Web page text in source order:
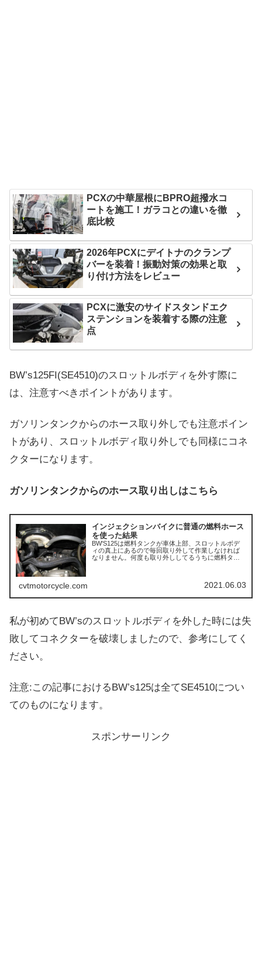
PCXの中華屋根にBPRO超撥水コ
ートを施工！ガラコとの違いを徹
底比較
2026年PCXにデイトナのクランプ
バーを装着！振動対策の効果と取
り付け方法をレビュー
PCXに激安のサイドスタンドエク
ステンションを装着する際の注意
点
BW’s125FI(SE4510)のスロットルボディを外す際に
は、注意すべきポイントがあります。
ガソリンタンクからのホース取り外しでも注意ポイン
トがあり、スロットルボディ取り外しでも同様にコネ
クターになります。
ガソリンタンクからのホース取り出しはこちら
インジェクションバイクに普通の燃料ホース
を使った結果
BW'S125は燃料タンクが車体上部、スロットルボデ
ィの真上にあるので毎回取り外して作業しなければ
なりません。何度も取り外ししてるうちに燃料タン
cvtmotorcycle.com 2021.06.03
私が初めてBW’sのスロットルボディを外した時には失
敗してコネクターを破壊しましたので、参考にしてく
ださい。
注意:この記事におけるBW’s125は全てSE4510につい
てのものになります。
スポンサーリンク